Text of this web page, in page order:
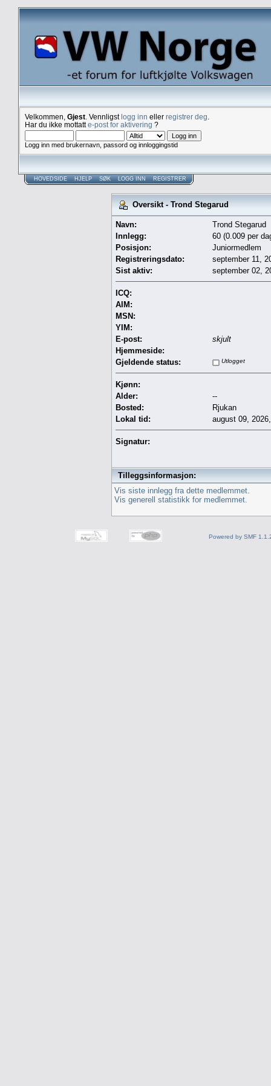
Velkommen, Gjest . Vennligstlogg inn eller registrer deg
Har du ikke mottatte-post for aktivering ?
Logg inn med brukernavn, passord og innloggingstid
HOVEDSIDE HJELP SØK LOGG INN REGISTRER
Oversikt - Trond Stegarud
Navn:
Trond Stegarud
Innlegg:
60 (0.009 per
Posisjon:
Juniormedlem
Registreringsdato:
september 11,
Sist aktiv:
september 02,
ICQ:
AIM:
MSN:
YIM:
E-post:
skjult
Hjemmeside:
Gjeldende status:
Utlogget
Kjønn:
Alder:
--
Bosted:
Rjukan
Lokal tid:
august 09,
Signatur:
Tilleggsinformasjon:
Vis siste innlegg fra dette medlemmet.
Vis generell statistikk for medlemmet.
Powered by SMF